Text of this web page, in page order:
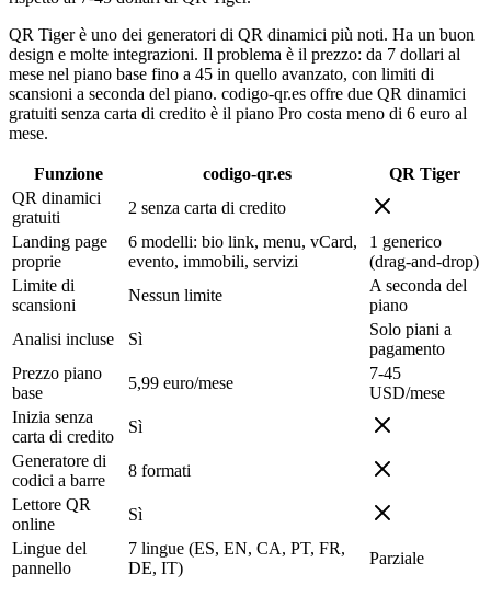
QR Tiger è uno dei generatori di QR dinamici più noti. Ha un buon
design e molte integrazioni. Il problema è il prezzo: da 7 dollari al
mese nel piano base fino a 45 in quello avanzato, con limiti di
scansioni a seconda del piano. codigo-qr.es offre due QR dinamici
gratuiti senza carta di credito è il piano Pro costa meno di 6 euro al
mese.
Funzione codigo-qr.es
QR Tiger
QR dinamici
gratuiti
2 senza carta di credito
Landing page
proprie
6 modelli: bio link, menu, vCard,
evento, immobili, servizi
1 generico
(drag-and-drop)
Limite di
scansioni
Nessun limite
A seconda del
piano
Analisi incluse
Sì
Solo piani a
pagamento
Prezzo piano
base
5,99 euro/mese
7-45
USD/mese
Inizia senza
carta di credito
Sì
Generatore di
codici a barre
8 formati
Lettore QR
online
Sì
Lingue del
pannello
7 lingue (ES, EN, CA, PT, FR,
DE, IT)
Parziale